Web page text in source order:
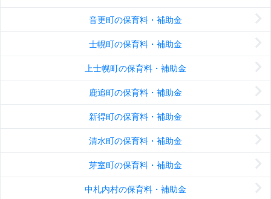
音更町の保育料・補助金
士幌町の保育料・補助金
上士幌町の保育料・補助金
鹿追町の保育料・補助金
新得町の保育料・補助金
清水町の保育料・補助金
芽室町の保育料・補助金
中札内村の保育料・補助金